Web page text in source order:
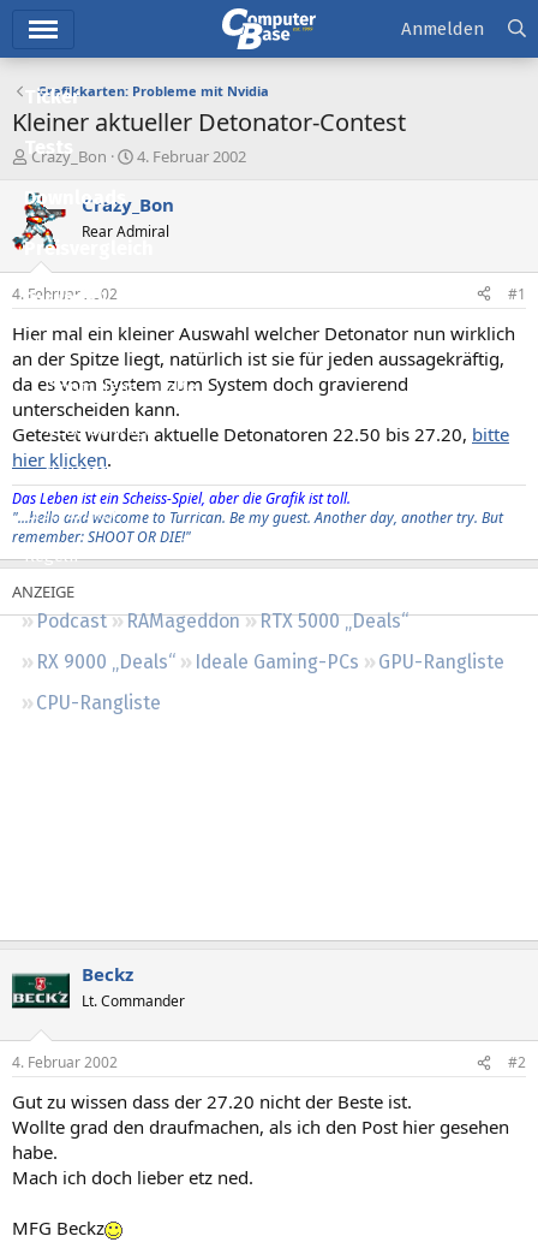
Ticker
Tests
Downloads
Preisvergleich
Forum
Aktuelles
Empfohlene Inhalte
Neue Beiträge
Neueste Aktivitäten
Leserartikel
Regeln
Podcast RAMageddon
RTX 5000 „Deals“
RX 9000 „Deals“
Ideale Gaming-PCs
GPU-Rangliste
CPU-Rangliste
Anmelden
Grafikkarten: Probleme mit Nvidia
Kleiner aktueller Detonator-Contest
E
s
t
e
l
e
r
Crazy_Bon
E
s
t
e
t
a
4. Februar 2002
Crazy_Bon
Rear Admiral
4. Februar 2002 #1
Hier mal ein kleiner Auswahl welcher Detonator nun wirklich
an der Spitze liegt, natürlich ist sie für jeden aussagekräftig,
da es vom System zum System doch gravierend
unterscheiden kann.
Getestet wurden aktuelle Detonatoren 22.50 bis 27.20, bitte
hier klicken.
Das Leben ist ein Scheiss-Spiel, aber die Grafik ist toll.
"...hello and welcome to Turrican. Be my guest. Another day, another try. But
remember: SHOOT OR DIE!"
Beckz
Lt. Commander
4. Februar 2002 #2
Gut zu wissen dass der 27.20 nicht der Beste ist.
Wollte grad den draufmachen, als ich den Post hier gesehen
habe.
Mach ich doch lieber etz ned.
MFG Beckz